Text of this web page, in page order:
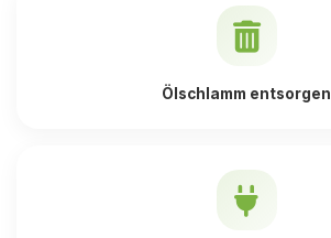
Ölschlamm entsorgen